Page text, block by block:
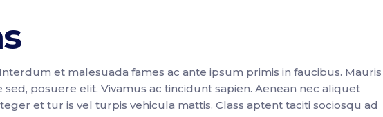
et malesuada fames ac ante ipsum primis in faucibus. Mauris
posuere elit. Vivamus ac tincidunt sapien. Aenean nec aliquet
et tur is vel turpis vehicula mattis. Class aptent taciti sociosqu ad